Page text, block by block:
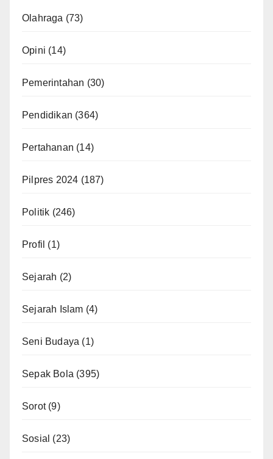
Olahraga (73)
Opini (14)
Pemerintahan (30)
Pendidikan (364)
Pertahanan (14)
Pilpres 2024 (187)
Politik (246)
Profil (1)
Sejarah (2)
Sejarah Islam (4)
Seni Budaya (1)
Sepak Bola (395)
Sorot(9)
Sosial (23)